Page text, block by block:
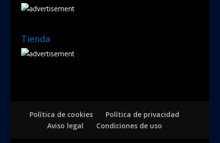
Tienda
Política de cookies
Política de privacidad
Aviso legal
Condiciones de uso